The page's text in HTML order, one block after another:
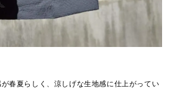
春夏らしく、涼しげな生地感に仕上がってい